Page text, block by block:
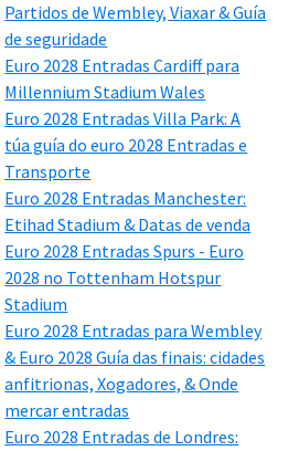
Partidos de Wembley, Viaxar & Guía
de seguridade
Euro 2028 Entradas Cardiff para
Millennium Stadium Wales
Euro 2028 Entradas Villa Park: A
túa guía do euro 2028 Entradas e
Transporte
Euro 2028 Entradas Manchester:
Etihad Stadium & Datas de venda
Euro 2028 Entradas Spurs - Euro
2028 no Tottenham Hotspur
Stadium
Euro 2028 Entradas para Wembley
& Euro 2028 Guía das finais: cidades
anfitrionas, Xogadores, & Onde
mercar entradas
Euro 2028 Entradas de Londres: